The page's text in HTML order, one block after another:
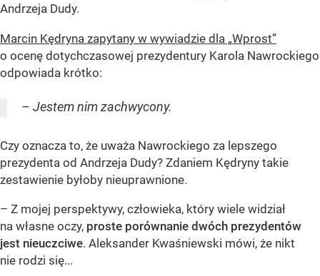
Andrzeja Dudy.
Marcin Kędryna zapytany w wywiadzie dla „Wprost”
o ocenę dotychczasowej prezydentury Karola Nawrockiego
odpowiada krótko:
– Jestem nim zachwycony.
Czy oznacza to, że uważa Nawrockiego za lepszego
prezydenta od Andrzeja Dudy? Zdaniem Kędryny takie
zestawienie byłoby nieuprawnione.
– Z mojej perspektywy, człowieka, który wiele widział
na własne oczy, proste porównanie dwóch prezydentów
jest nieuczciwe. Aleksander Kwaśniewski mówi, że nikt
nie rodzi się...